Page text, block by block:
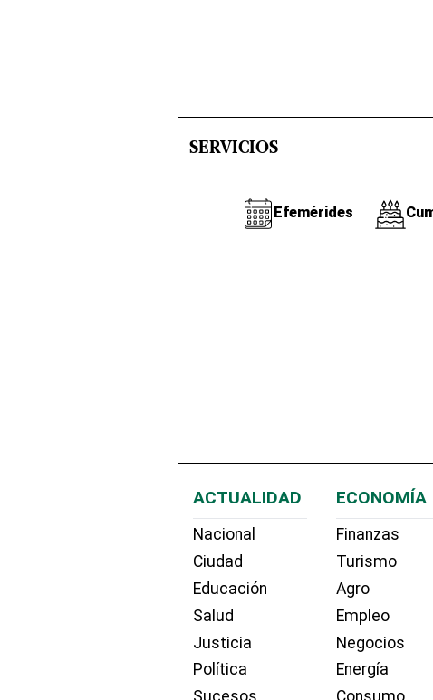
SERVICIOS
Efemérides
ACTUALIDAD
Nacional
Ciudad
Educación
Salud
Justicia
Política
ECONOMÍA
Finanzas
Turismo
Agro
Empleo
Negocios
Energía